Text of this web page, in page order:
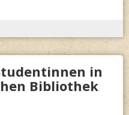
in
Bibliothek